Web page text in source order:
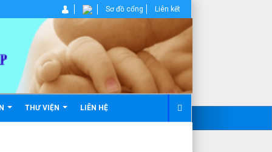
THƯ VIỆN LIÊN HỆ
Sơ đồ cổng Liên kết